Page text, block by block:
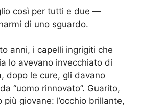
così per tutti e due —
di uno sguardo.
anni, i capelli ingrigiti che
lo avevano invecchiato di
dopo le cure, gli davano
“uomo rinnovato”. Guarito,
giovane: l’occhio brillante,